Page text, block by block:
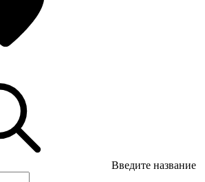
Введите название